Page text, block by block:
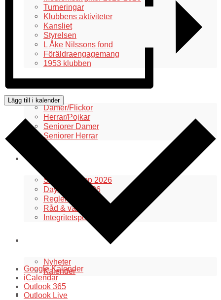
Turneringar
Klubbens aktiviteter
Kansliet
Styrelsen
L Åke Nilssons fond
Föräldraengagemang
1953 klubben
Damer/Flickor
Herrar/Pojkar
Seniorer Damer
Seniorer Herrar
Information
Summercamp 2026
Day Camp 2026
Regler med mera
Råd & vård vid idrottsskador
Integritetspolicy
Nyheter
Kalender
WEBBSHOP
Lägg till i kalender
Google Kalender
iCalendar
Outlook 365
Outlook Live